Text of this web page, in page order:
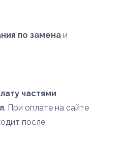
по замена и
частями
. При оплате на сайте
после